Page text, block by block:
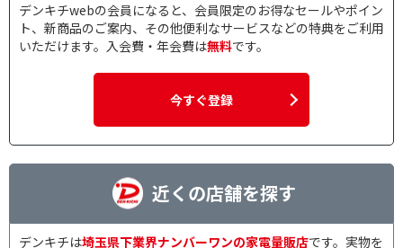
デンキチwebの会員になると、会員限定のお得なセールやポイン
ト、新商品のご案内、その他便利なサービスなどの特典をご利用
いただけます。入会費・年会費は無料です。
今すぐ登録
近くの店舗を探す
デンキチは埼玉県下業界ナンバーワンの家電量販店です。実物を